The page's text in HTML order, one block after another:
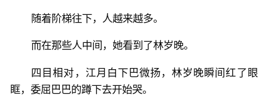
随着阶梯往下，人越来越多。
而在那些人中间，她看到了林岁晚。
四目相对，江月白下巴微扬，林岁晚瞬间红了眼
眶，委屈巴巴的蹲下去开始哭。